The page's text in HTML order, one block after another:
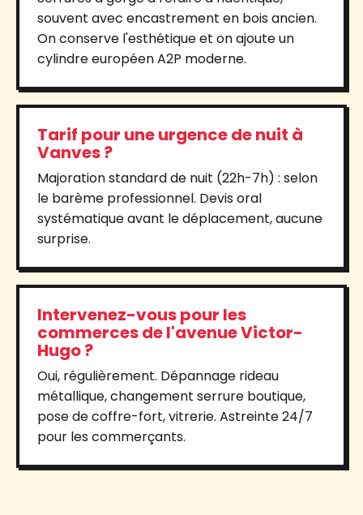
souvent avec encastrement en bois ancien.
On conserve l'esthétique et on ajoute un
cylindre européen A2P moderne.
Tarif pour une urgence de nuit à
Vanves ?
Majoration standard de nuit (22h-7h) : selon
le barème professionnel. Devis oral
systématique avant le déplacement, aucune
surprise.
Intervenez-vous pour les
commerces de l'avenue Victor-
Hugo ?
Oui, régulièrement. Dépannage rideau
métallique, changement serrure boutique,
pose de coffre-fort, vitrerie. Astreinte 24/7
pour les commerçants.